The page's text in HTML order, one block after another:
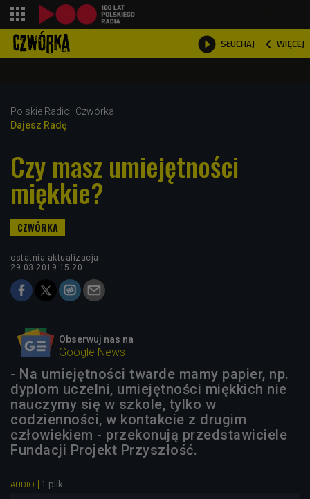
 SŁUCHAJ  WIĘCEJ

Polskie Radio
Czwórka
Dajesz Radę
Czy masz umiejętności
miękkie?
ostatnia aktualizacja:
29.03.2019 15:20
Obserwuj nas na
Google News
- Na umiejętności twarde mamy papier, np.
dyplom uczelni, umiejętności miękkich nie
nauczymy się w szkole, tylko w
codzienności, w kontakcie z drugim
człowiekiem - przekonują przedstawiciele
Fundacji Projekt Przyszłość.
AUDIO 1 plik